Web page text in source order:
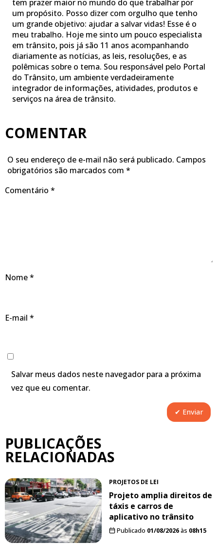
tem prazer maior no mundo do que trabalhar por
um propósito. Posso dizer com orgulho que tenho
um grande objetivo: ajudar a salvar vidas! Esse é o
meu trabalho. Hoje me sinto um pouco especialista
em trânsito, pois já são 11 anos acompanhando
diariamente as notícias, as leis, resoluções, e as
polêmicas sobre o tema. Sou responsável pelo Portal
do Trânsito, um ambiente verdadeiramente
integrador de informações, atividades, produtos e
serviços na área de trânsito.
COMENTAR
O seu endereço de e-mail não será publicado. Campos
obrigatórios são marcados com *
Comentário *
Nome*
E-mail *
Salvar meus dados neste navegador para a próxima
vez que eu comentar.
PUBLICAÇÕES
RELACIONADAS
PROJETOS DE LEI
Projeto amplia direitos de
táxis e carros de
aplicativo no trânsito
Publicado 01/08/2026às 08h15